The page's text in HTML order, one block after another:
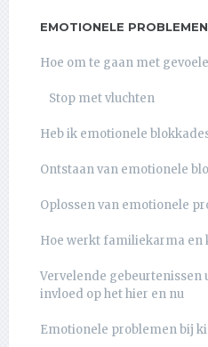
EMOTIONELE PROBLEMEN
Hoe om te gaan met
Stop met vluchten
Heb ik emotionele
Ontstaan van emotionele
Oplossen van emotionele
Hoe werkt familiekarma en
Vervelende gebeurtenissen
invloed op het hier en nu
Emotionele problemen bij